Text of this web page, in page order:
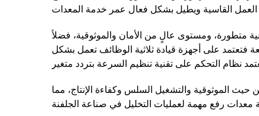
متطورة، ومستوى عالٍ من الأمان والموثوقية، فضلاً
فتعتمد على أجهزة قيادة ثلاثية الوظائف تعمل بشكل
حيث الموثوقية والتشغيل السلس وكفاءة الإنتاج، مما